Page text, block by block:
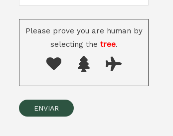
Please prove you are human by
selecting the tree.